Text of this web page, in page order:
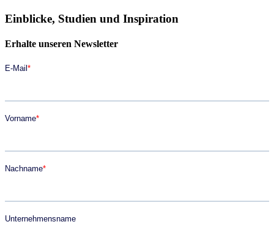
Einblicke, Studien und Inspiration
Erhalte unseren Newsletter